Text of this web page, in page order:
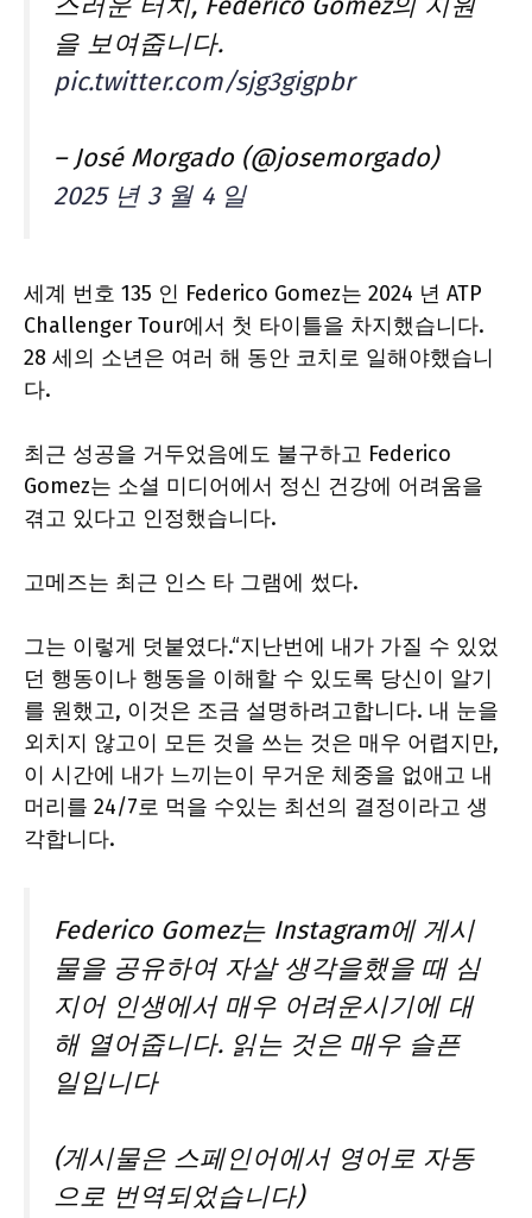
을 보여줍니다.
pic.twitter.com/sjg3gigpbr
– José Morgado (@josemorgado)
2025 년 3 월 4 일
세계 번호 135 인 Federico Gomez는 2024 년 ATP
Challenger Tour에서 첫 타이틀을 차지했습니다.
28 세의 소년은 여러 해 동안 코치로 일해야했습니
다.
최근 성공을 거두었음에도 불구하고 Federico
Gomez는 소셜 미디어에서 정신 건강에 어려움을
겪고 있다고 인정했습니다.
고메즈는 최근 인스 타 그램에 썼다.
그는 이렇게 덧붙였다.“지난번에 내가 가질 수 있었
던 행동이나 행동을 이해할 수 있도록 당신이 알기
를 원했고, 이것은 조금 설명하려고합니다. 내 눈을
외치지 않고이 모든 것을 쓰는 것은 매우 어렵지만,
이 시간에 내가 느끼는이 무거운 체중을 없애고 내
머리를 24/7로 먹을 수있는 최선의 결정이라고 생
각합니다.
Federico Gomez는 Instagram에 게시
물을 공유하여 자살 생각을했을 때 심
지어 인생에서 매우 어려운시기에 대
해 열어줍니다. 읽는 것은 매우 슬픈
일입니다
(게시물은 스페인어에서 영어로 자동
으로 번역되었습니다)